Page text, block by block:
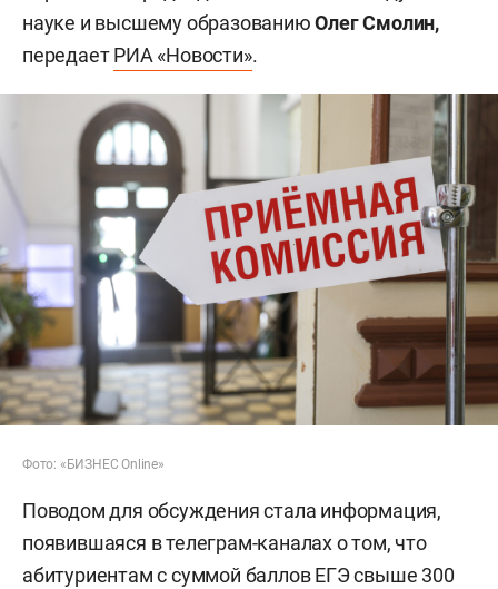
науке и высшему образованиюОлег Смолин,
передаетРИА «Новости».
Фото: «БИЗНЕС Online»
Поводом для обсуждения стала информация,
появившаяся в телеграм-каналах о том, что
абитуриентам с суммой баллов ЕГЭ свыше 300